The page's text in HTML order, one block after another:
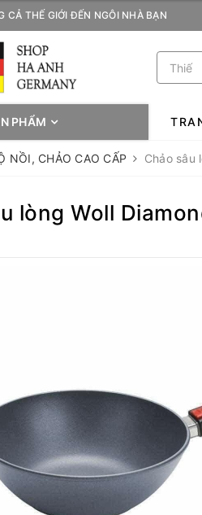
CẢ THẾ GIỚI ĐẾN NGÔI NHÀ BẠN
PHẨM
NỒI, CHẢO CAO CẤP Chảo sâu
lòng Woll